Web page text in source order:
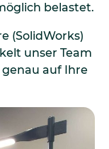
belastet.
(SolidWorks)
unser Team
auf Ihre